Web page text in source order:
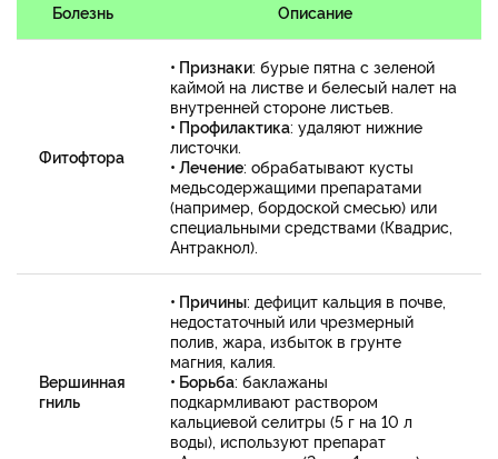
Болезнь Описание
Фитофтора
• Признаки: бурые пятна с зеленой
каймой на листве и белесый налет на
внутренней стороне листьев.
• Профилактика: удаляют нижние
листочки.
• Лечение: обрабатывают кусты
медьсодержащими препаратами
(например, бордоской смесью) или
специальными средствами (Квадрис,
Антракнол).
Вершинная
гниль
• Причины: дефицит кальция в почве,
недостаточный или чрезмерный
полив, жара, избыток в грунте
магния, калия.
• Борьба: баклажаны
подкармливают раствором
кальциевой селитры (5 г на 10 л
воды), используют препарат